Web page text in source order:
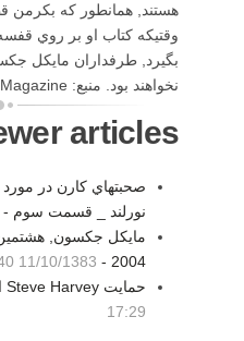
هستند, همانطور كه بكرمن
وقتيكه كتاب او بر روي
بگيرد, طرفداران مايكل
نخواهند بود. منبع: Vancouver Sun Magazine
articles:
نورلند _ قسمت سوم -
مايكل جكسون,
2004 -
11/10/1383 17:40
حمايت Steve Harvey از مايكل -
17:29